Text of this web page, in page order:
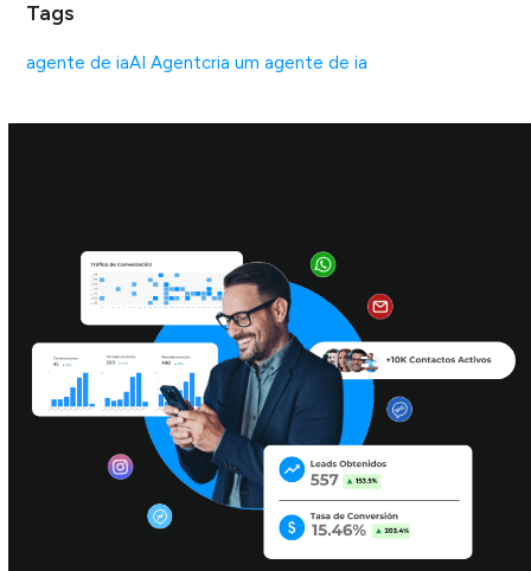
Tags
agente de iaAI Agentcria um agente de ia